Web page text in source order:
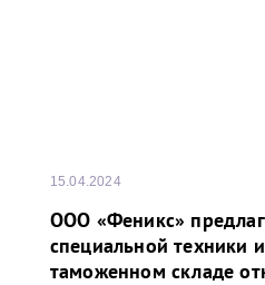
15.04.2024
ООО «Феникс»
специальной техники
таможенном складе